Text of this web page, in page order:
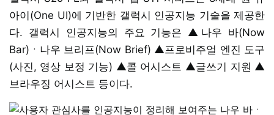
아이(One UI)에 기반한 갤럭시 인공지능 기술을 제공한
다. 갤럭시 인공지능의 주요 기능은 ▲나우 바(Now
Bar)ㆍ나우 브리프(Now Brief) ▲프로비주얼 엔진 도구
(사진, 영상 보정 기능) ▲콜 어시스트 ▲글쓰기 지원 ▲
브라우징 어시스트 등이다.